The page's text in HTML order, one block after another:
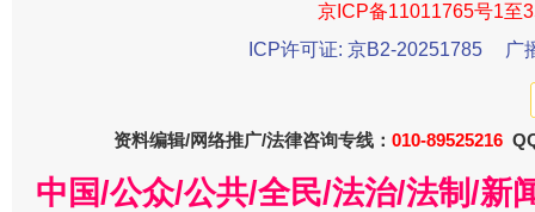
京ICP备11011765号1至
ICP许可证: 京B2-20251785
广
资料编辑/网络推广/法律咨询专线： 010-89525216
中国/公众/公共/全民/法治/法制/新